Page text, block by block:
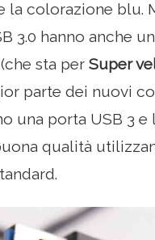
la colorazione blu.
3.0 hanno anche un
sta per Super
parte dei nuovi
una porta USB 3 e
qualità